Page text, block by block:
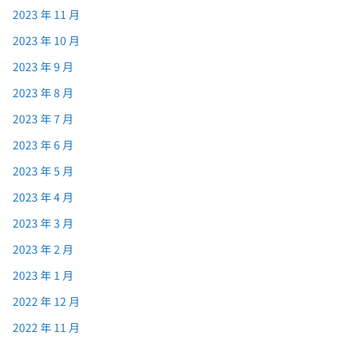
2023 年 11 月
2023 年 10 月
2023 年 9 月
2023 年 8 月
2023 年 7 月
2023 年 6 月
2023 年 5 月
2023 年 4 月
2023 年 3 月
2023 年 2 月
2023 年 1 月
2022 年 12 月
2022 年 11 月